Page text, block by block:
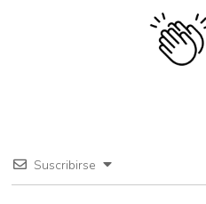
Suscribirse